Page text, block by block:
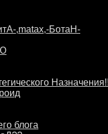
,matax,-БотаН-
блога